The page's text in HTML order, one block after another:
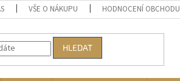
VŠE O NÁKUPU HODNOCENÍ OBCHODU
HLEDAT